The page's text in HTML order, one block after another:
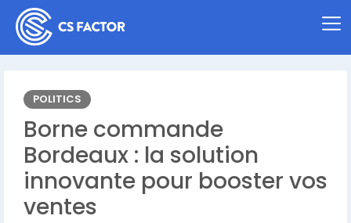
POLITICS
Borne commande
Bordeaux : la solution
innovante pour booster vos
ventes